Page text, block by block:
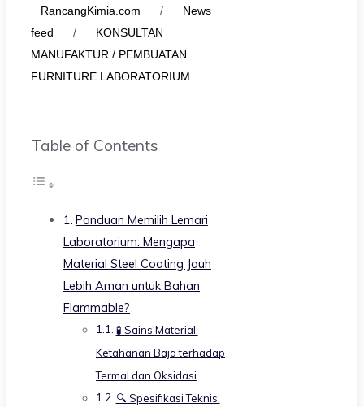
RancangKimia.com /
News
feed
/
KONSULTAN
MANUFAKTUR / PEMBUATAN
FURNITURE LABORATORIUM
Table of Contents
Panduan Memilih Lemari
Laboratorium: Mengapa
Material Steel Coating Jauh
Lebih Aman untuk Bahan
Flammable?
🧪 Sains Material:
Ketahanan Baja terhadap
Termal dan Oksidasi
🔍 Spesifikasi Teknis: